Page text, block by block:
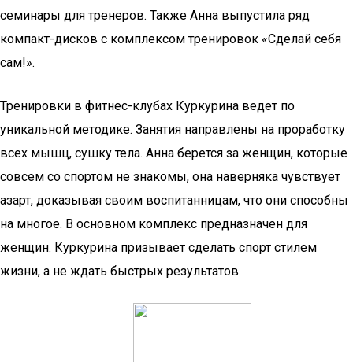
семинары для тренеров. Также Анна выпустила ряд
компакт-дисков с комплексом тренировок «Сделай себя
сам!».
Тренировки в фитнес-клубах Куркурина ведет по
уникальной методике. Занятия направлены на проработку
всех мышц, сушку тела. Анна берется за женщин, которые
совсем со спортом не знакомы, она наверняка чувствует
азарт, доказывая своим воспитанницам, что они способны
на многое. В основном комплекс предназначен для
женщин. Куркурина призывает сделать спорт стилем
жизни, а не ждать быстрых результатов.